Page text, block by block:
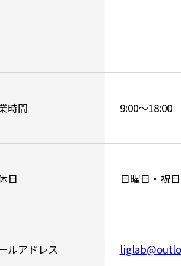
時間 9:00～18:00
日 日曜日・祝日
ルアドレス